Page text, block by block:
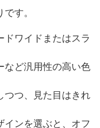
す。
ドワイドまたはスラ
など汎用性の高い色
つつ、見た目はきれ
インを選ぶと、オフ